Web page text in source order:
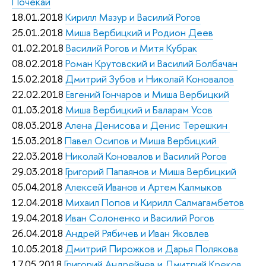
18.01.2018 Кирилл Мазур и Василий Рогов
25.01.2018 Миша Вербицкий и Родион Деев
01.02.2018 Василий Рогов и Митя Кубрак
08.02.2018 Роман Крутовский и Василий Болбачан
15.02.2018 Дмитрий Зубов и Николай Коновалов
22.02.2018 Евгений Гончаров и Миша Вербицкий
01.03.2018 Миша Вербицкий и Баларам Усов
08.03.2018 Алена Денисова и Денис Терешкин
15.03.2018 Павел Осипов и Миша Вербицкий
22.03.2018 Николай Коновалов и Василий Рогов
29.03.2018 Григорий Папаянов и Миша Вербицкий
05.04.2018 Алексей Иванов и Артем Калмыков
12.04.2018 Михаил Попов и Кирилл Салмагамбетов
19.04.2018 Иван Солоненко и Василий Рогов
26.04.2018 Андрей Рябичев и Иван Яковлев
10.05.2018 Дмитрий Пирожков и Дарья Полякова